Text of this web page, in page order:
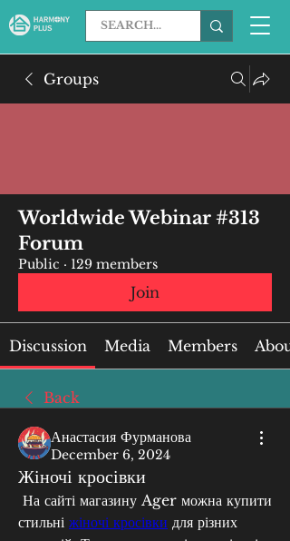
Groups
Worldwide Webinar #313
Forum
Public · 129 members
Join
Discussion Media Members About
Back
Анастасия Фурманова
December 6, 2024
Жіночі кросівки
стильні жіночі кросівки для різних